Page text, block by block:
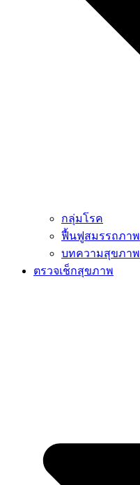
กลุ่มโรค
ฟื้นฟูสมรรถภาพ
บทความสุขภาพ
ตรวจเช็กสุขภาพ